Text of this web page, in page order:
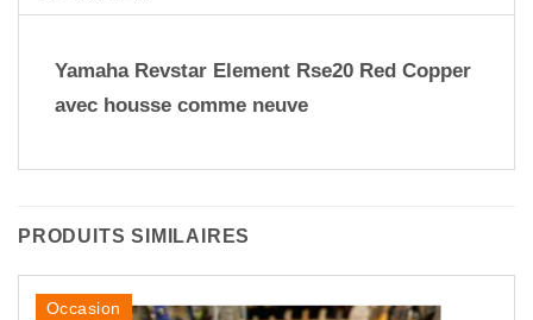
Yamaha Revstar Element Rse20 Red Copper
avec housse comme neuve
PRODUITS SIMILAIRES
Occasion